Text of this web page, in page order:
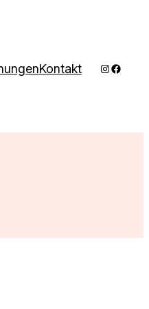
Kontakt Instagram